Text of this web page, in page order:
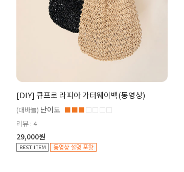
[DIY] 큐프로 라피아 가터웨이백(동영상)
(대바늘) 난이도 ■■■□□□□
리뷰 : 4
29,000원